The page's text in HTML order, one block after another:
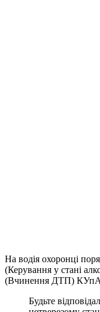
На водія охоронці
(Керування у стані
(Вчинення ДТП)
Будьте